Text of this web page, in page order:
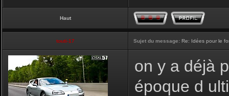
Haut
touti-17 Sujet du message: Re: Idées pour le
on y a déjà
époque d